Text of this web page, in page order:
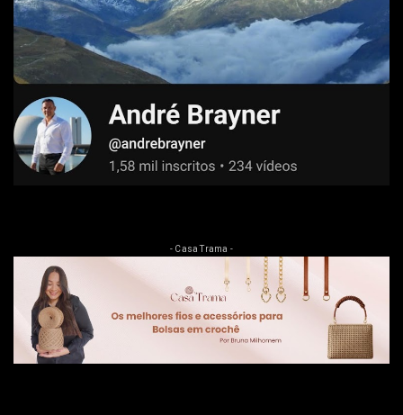
- Casa Trama -